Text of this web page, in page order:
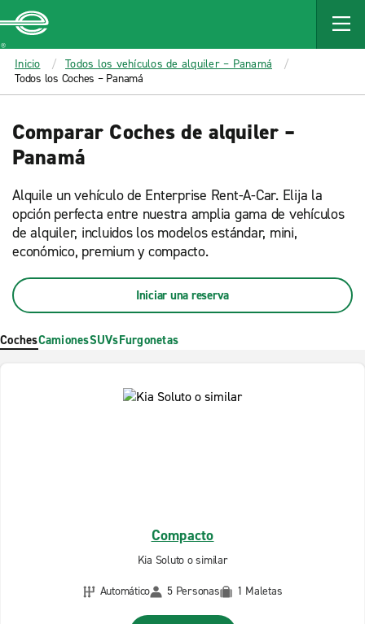
MAIN
CONTENT
Enterprise
Inicio
Todos los vehículos de alquiler – Panamá
Todos los Coches – Panamá
Comparar Coches de alquiler –
Panamá
Alquile un vehículo de Enterprise Rent-A-Car. Elija la
opción perfecta entre nuestra amplia gama de vehículos
de alquiler, incluidos los modelos estándar, mini,
económico, premium y compacto.
Iniciar una reserva
CochesCamionesSUVsFurgonetas
Compacto
Kia Soluto o similar
Automático
5 Personas 1 Maletas